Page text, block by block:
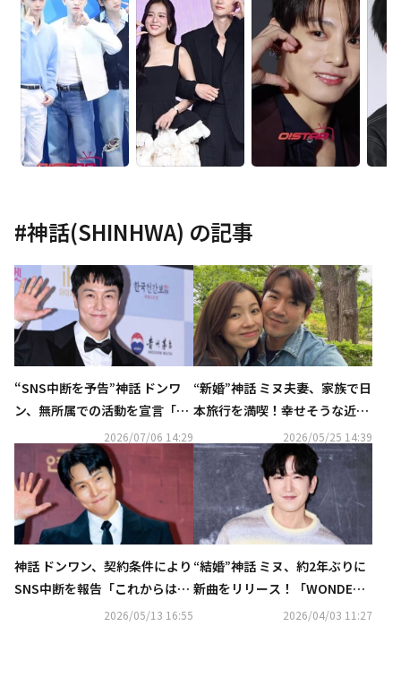
#神話(SHINHWA) の記事
“SNS中断を予告”神話 ドンワ
ン、無所属での活動を宣言「自
分に最も合った方向性」
2026/07/06 14:29
“新婚”神話 ミヌ夫妻、家族で日
本旅行を満喫！幸せそうな近況
2026/05/25 14:39
神話 ドンワン、契約条件により
SNS中断を報告「これからは事
2026/05/13 16:55
“結婚”神話 ミヌ、約2年ぶりに
新曲をリリース！「WONDER
U」を本日サプライズ公開
2026/04/03 11:27